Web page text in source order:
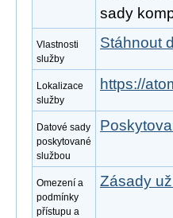
sady
Vlastnosti
služby
Stáhnout
Lokalizace
služby
https://
Datové sady
poskytované
službou
Omezení a
podmínky
přístupu a
Zásady